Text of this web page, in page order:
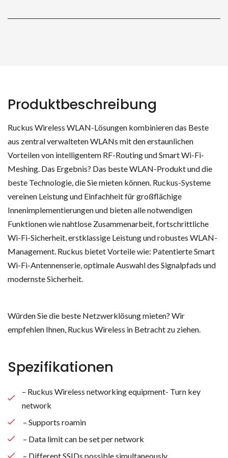
Produktbeschreibung
Ruckus Wireless WLAN-Lösungen kombinieren das Beste
aus zentral verwalteten WLANs mit den erstaunlichen
Vorteilen von intelligentem RF-Routing und Smart Wi-Fi-
Meshing. Das Ergebnis? Das beste WLAN-Produkt und die
beste Technologie, die Sie mieten können. Ruckus-Systeme
vereinen Leistung und Einfachheit für großflächige
Innenimplementierungen und bieten alle notwendigen
Funktionen wie nahtlose Zusammenarbeit, fortschrittliche
Wi-Fi-Sicherheit, erstklassige Leistung und robustes WLAN-
Management. Ruckus bietet Vorteile wie: Patentierte Smart
Wi-Fi-Antennenserie, optimale Auswahl des Signalpfads und
modernste Sicherheit.
Würden Sie die beste Netzwerklösung mieten? Wir
empfehlen Ihnen, Ruckus Wireless in Betracht zu ziehen.
Spezifikationen
– Ruckus Wireless networking equipment- Turn key
network
– Supports roamin
– Data limit can be set per network
– Different SSIDs possible simultaneously